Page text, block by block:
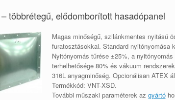
többrétegű, elődomborított hasadópanel
Magas minőségű, szilánkmentes nyitású
furatosztásokkal. Standard nyitónyomása
Nyitónyomás tűrése ±25%, a
terhelhetősége 80% és vákuum
316L anyagminőség. Opcionálisan ATEX
Termékkód: VNT-XSD.
További műszaki paraméterek az gyártó